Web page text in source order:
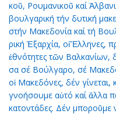
κοῦ, Ρου­μα­νι­κοῦ καί
βουλ­γα­ρι­κή τήν δυ­τι­κή
στήν Μα­κε­δο­νί­α καί τή
ρι­κή Ἐ­ξαρ­χί­α, οἱἝλ­λη­νες,
ἐ­θνό­τη­τες τῶν Βαλ­κα­νί­ων,
σα σέ Βούλ­γα­ρο, σέ
οἱ Μα­κε­δό­νες, δέν
γνο­ή­σου­με αὐ­τό καί ἄλ­λα
κα­τον­τά­δες. Δέν μπο­ροῦ­με